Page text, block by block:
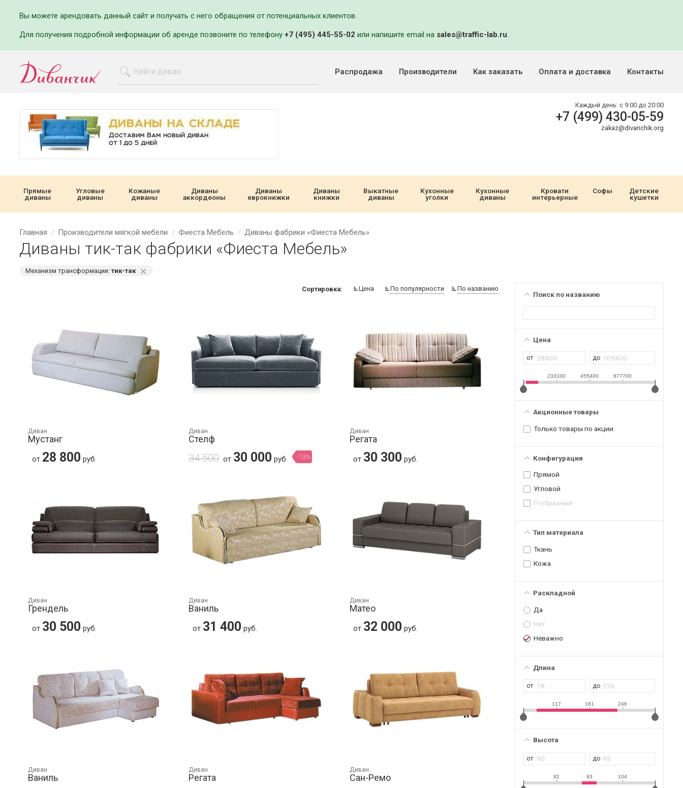
Вы можете арендовать данный сайт и получать с него обращения от потенциальных клиентов.
Для получения подробной информации об аренде позвоните по телефону +7 (495) 445-55-02 или напишите email на sales@traffic-lab.ru.
Распродажа Производители Как заказать Оплата и доставка Контакты
Каждый день: с 9:00 до 20:00
+7 (499) 430-05-59
zakaz@divanchik.org
Прямые
диваны
Угловые
диваны
Кожаные
диваны
Диваны
аккордеоны
Диваны
еврокнижки
Диваны
книжки
Выкатные
диваны
Кухонные
уголки
Кухонные
диваны
Кровати
интерьерные
Софы
Детские
кушетки
Главная Производители мягкой мебели Фиеста Мебель Диваны фабрики «Фиеста Мебель»
Диваны тик-так фабрики «Фиеста Мебель»
Поиск по названию
Цена
233100 455400 677700
Акционные товары
Только товары по акции
Конфигурация
Прямой
Угловой
П-образный
Тип материала
Ткань
Кожа
Раскладной
Да
Нет
Неважно
Длина
117 181 246
Высота
82 93 104
Механизм трансформации:тик-так ⨯
Сортировка: Цена По популярности По названию
Диван
Мустанг
от 28 800 руб.
Диван
Стелф
34 500 от 30 000 руб. -13%
Диван
Регата
от 30 300 руб.
Диван
Грендель
от 30 500 руб.
Диван
Ваниль
от 31 400 руб.
Диван
Матео
от 32 000 руб.
Диван
Ваниль
Диван
Регата
Диван
Сан-Ремо